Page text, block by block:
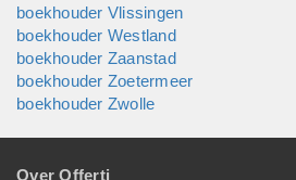
boekhouder Vlissingen
boekhouder Westland
boekhouder Zaanstad
boekhouder Zoetermeer
boekhouder Zwolle
Over Offerti